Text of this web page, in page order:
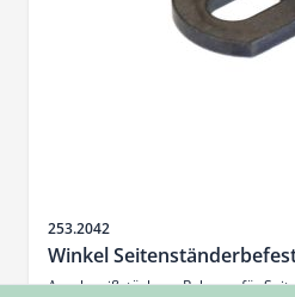
Artikelnr.
253.2042
Winkel
Anschweißstück am Rahmen für